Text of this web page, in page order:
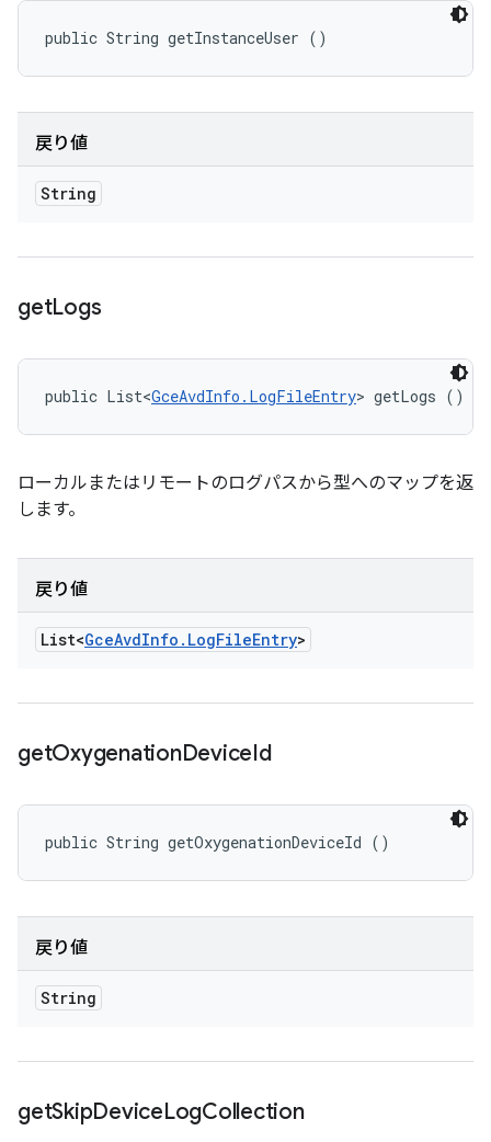
public String getInstanceUser ()
戻り値
String
getLogs
public List<GceAvdInfo.LogFileEntry> getLogs ()
ローカルまたはリモートのログパスから型へのマップを返
します。
戻り値
List<GceAvdInfo . LogFileEntry>
getOxygenationDeviceId
public String getOxygenationDeviceId ()
戻り値
String
getSkipDeviceLogCollection